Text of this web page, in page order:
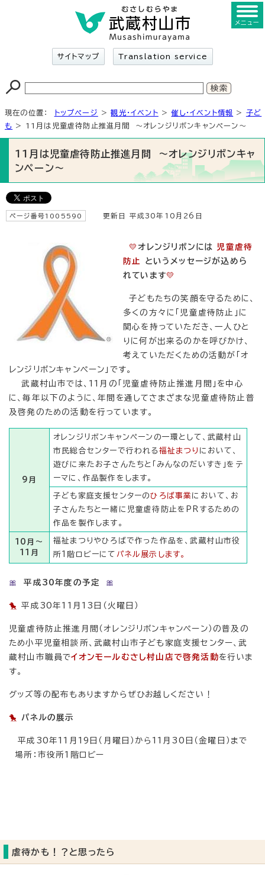
サイトマップ Translation service
メニュー
現在の位置： トップページ >観光・イベント >催し・イベント情報 > 子ど
も
> 11月は児童虐待防止推進月間 ～オレンジリボンキャンペーン～
11月は児童虐待防止推進月間 ～オレンジリボンキャ
ンペーン～
ページ番号1005590 更新日 平成30年10月26日
💛 オレンジリボンには
児童虐待
防止
というメッセージが込めら
れています💛
子どもたちの笑顔を守るために、
多くの方々に「児童虐待防止」に
関心を持っていただき、一人ひと
りに何が出来るのかを呼びかけ、
考えていただくための活動が「オ
レンジリボンキャンペーン」です。
武蔵村山市では、11月の「児童虐待防止推進月間」を中心
に、毎年以下のように、年間を通してさまざまな児童虐待防止普
及啓発のための活動を行っています。
9月
オレンジリボンキャンペーンの一環として、武蔵村山
市民総合センターで行われる 福祉まつり において、
遊びに来たお子さんたちと「みんなのだいすき」をテ
ーマに、作品製作をします。
子ども家庭支援センターのひろば事業において、お
子さんたちと一緒に児童虐待防止をPRするための
作品を製作します。
10月～
11月
福祉まつりやひろばで作った作品を、武蔵村山市役
所1階ロビーにて パネル展示します。
🎀 平成30年度の予定 🎀
🐤平成30年11月13日（火曜日）
児童虐待防止推進月間（オレンジリボンキャンペーン）の普及の
ため小平児童相談所、武蔵村山市子ども家庭支援センター、武
蔵村山市職員でイオンモールむさし村山店で啓発活動を行いま
す。
グッズ等の配布もありますからぜひお越しください！
🐤 パネルの展示
平成30年11月19日（月曜日）から11月30日（金曜日）まで
場所：市役所1階ロビー
虐待かも！？と思ったら